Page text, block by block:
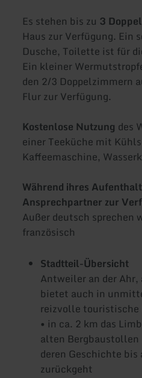
Es stehen bis zu 3
Haus zur Verfügung. Ein
Dusche, Toilette ist für
Ein kleiner
den 2/3 Doppelzimmern
Flur zur Verfügung.
Kostenlose Nutzung des
einer Teeküche mit
Kaffeemaschine,
Während ihres
Ansprechpartner zur
Außer deutsch sprechen
französisch
Stadtteil-Übersicht
Antweiler an der Ahr,
bietet auch in
reizvolle
• in ca. 2 km das
alten Bergbaustollen
deren Geschichte
zurückgeht